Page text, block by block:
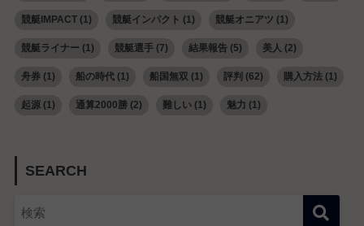
競艇IMPACT(1) 競艇インパクト (1) 競艇オニアツ (1)
競艇ライナー (1) 競艇選手(7) 結果報告(5) 美人 (2)
舟券(1) 船の時代(1) 船国無双 (1) 評判 (62) 購入方法(1)
起源(1) 通算2000勝(2) 難しい(1) 魅力 (1)
SEARCH